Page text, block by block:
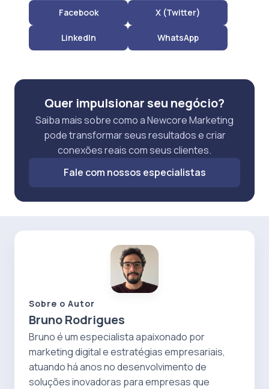
Facebook X (Twitter)
LinkedIn WhatsApp
Quer impulsionar seu negócio?
Saiba mais sobre como a Newcore Marketing
pode transformar seus resultados e criar
conexões reais com seus clientes.
Fale com nossos especialistas
Sobre o Autor
Bruno Rodrigues
Bruno é um especialista apaixonado por
marketing digital e estratégias empresariais,
atuando há anos no desenvolvimento de
soluções inovadoras para empresas que